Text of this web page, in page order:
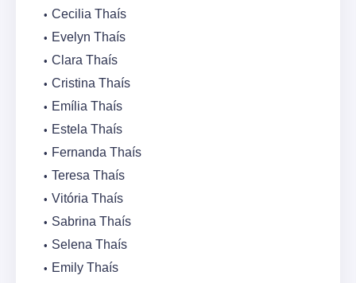
Cecilia Thaís
Evelyn Thaís
Clara Thaís
Cristina Thaís
Emília Thaís
Estela Thaís
Fernanda Thaís
Teresa Thaís
Vitória Thaís
Sabrina Thaís
Selena Thaís
Emily Thaís